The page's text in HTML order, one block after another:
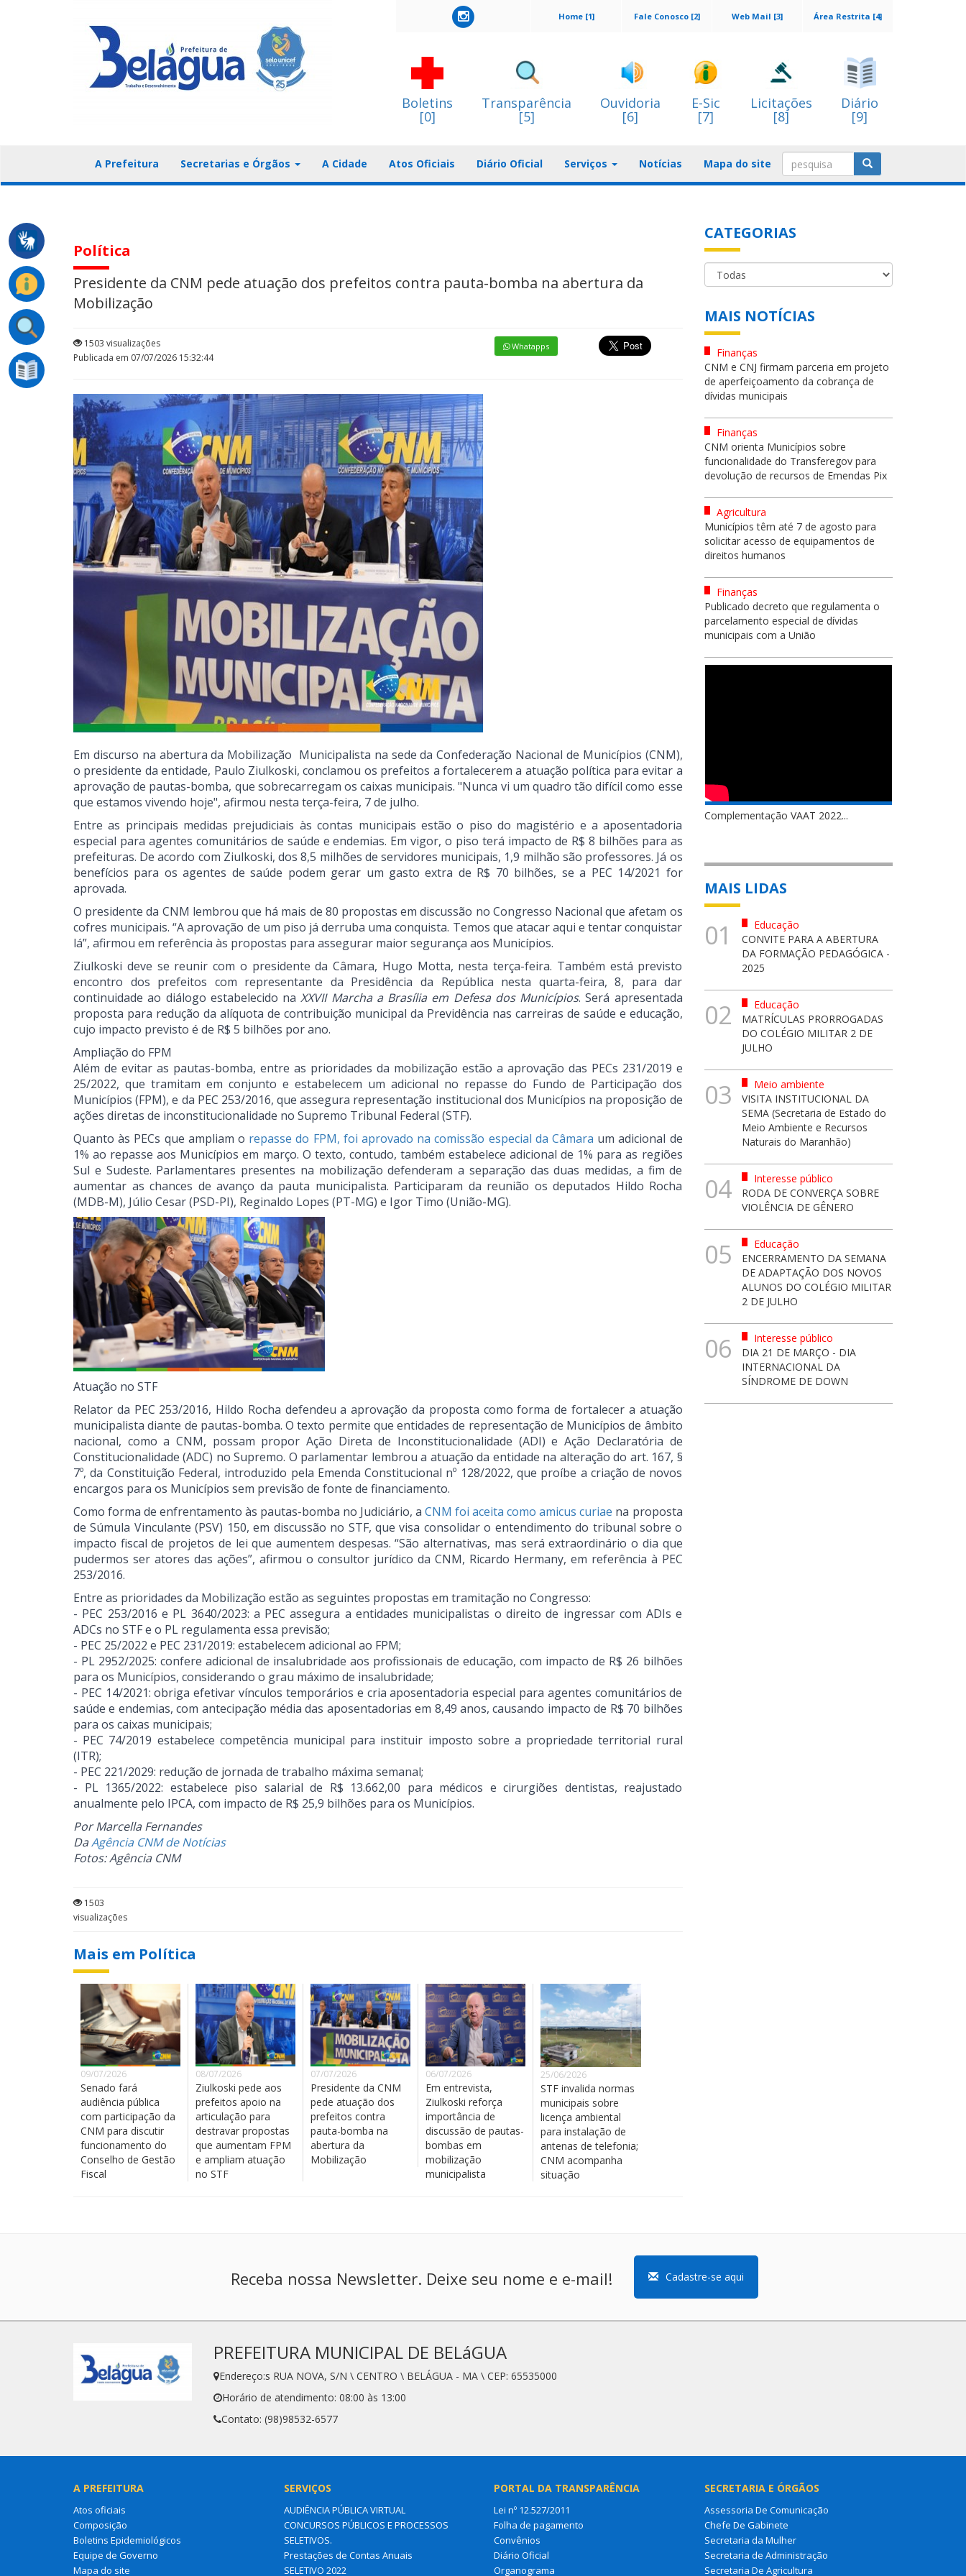
Área Restrita [4]
Web Mail [3]
Fale Conosco [2]
Home [1]
Boletins
[0]
Transparência
[5]
Ouvidoria
[6]
E-Sic
[7]
Licitações
[8]
Diário
[9]
A Prefeitura Secretarias e Órgãos A Cidade Atos Oficiais Diário Oficial Serviços Notícias Mapa do site
Política
Presidente da CNM pede atuação dos prefeitos contra pauta-bomba na abertura da
Mobilização
1503 visualizações
Publicada em 07/07/2026 15:32:44
Whatapps
Em discurso na abertura da Mobilização Municipalista na sede da Confederação Nacional de Municípios (CNM),
o presidente da entidade, Paulo Ziulkoski, conclamou os prefeitos a fortalecerem a atuação política para evitar a
aprovação de pautas-bomba, que sobrecarregam os caixas municipais. "Nunca vi um quadro tão difícil como esse
que estamos vivendo hoje", afirmou nesta terça-feira, 7 de julho.
Entre as principais medidas prejudiciais às contas municipais estão o piso do magistério e a aposentadoria
especial para agentes comunitários de saúde e endemias. Em vigor, o piso terá impacto de R$ 8 bilhões para as
prefeituras. De acordo com Ziulkoski, dos 8,5 milhões de servidores municipais, 1,9 milhão são professores. Já os
benefícios para os agentes de saúde podem gerar um gasto extra de R$ 70 bilhões, se a PEC 14/2021 for
aprovada.
O presidente da CNM lembrou que há mais de 80 propostas em discussão no Congresso Nacional que afetam os
cofres municipais. “A aprovação de um piso já derruba uma conquista. Temos que atacar aqui e tentar conquistar
lá”, afirmou em referência às propostas para assegurar maior segurança aos Municípios.
Ziulkoski deve se reunir com o presidente da Câmara, Hugo Motta, nesta terça-feira. Também está previsto
encontro dos prefeitos com representante da Presidência da República nesta quarta-feira, 8, para dar
continuidade ao diálogo estabelecido naXXVII Marcha a Brasília em Defesa dos Municípios. Será apresentada
proposta para redução da alíquota de contribuição municipal da Previdência nas carreiras de saúde e educação,
cujo impacto previsto é de R$ 5 bilhões por ano.
Ampliação do FPM
Além de evitar as pautas-bomba, entre as prioridades da mobilização estão a aprovação das PECs 231/2019 e
25/2022, que tramitam em conjunto e estabelecem um adicional no repasse do Fundo de Participação dos
Municípios (FPM), e da PEC 253/2016, que assegura representação institucional dos Municípios na proposição de
ações diretas de inconstitucionalidade no Supremo Tribunal Federal (STF).
Quanto às PECs que ampliam o repasse do FPM, foi aprovado na comissão especial da Câmara um adicional de
1% ao repasse aos Municípios em março. O texto, contudo, também estabelece adicional de 1% para as regiões
Sul e Sudeste. Parlamentares presentes na mobilização defenderam a separação das duas medidas, a fim de
aumentar as chances de avanço da pauta municipalista. Participaram da reunião os deputados Hildo Rocha
(MDB-M), Júlio Cesar (PSD-PI), Reginaldo Lopes (PT-MG) e Igor Timo (União-MG).
Atuação no STF
Relator da PEC 253/2016, Hildo Rocha defendeu a aprovação da proposta como forma de fortalecer a atuação
municipalista diante de pautas-bomba. O texto permite que entidades de representação de Municípios de âmbito
nacional, como a CNM, possam propor Ação Direta de Inconstitucionalidade (ADI) e Ação Declaratória de
Constitucionalidade (ADC) no Supremo. O parlamentar lembrou a atuação da entidade na alteração do art. 167, §
7º, da Constituição Federal, introduzido pela Emenda Constitucional nº 128/2022, que proíbe a criação de novos
encargos para os Municípios sem previsão de fonte de financiamento.
Como forma de enfrentamento às pautas-bomba no Judiciário, aCNM foi aceita como amicus curiae na proposta
de Súmula Vinculante (PSV) 150, em discussão no STF, que visa consolidar o entendimento do tribunal sobre o
impacto fiscal de projetos de lei que aumentem despesas. “São alternativas, mas será extraordinário o dia que
pudermos ser atores das ações”, afirmou o consultor jurídico da CNM, Ricardo Hermany, em referência à PEC
253/2016.
Entre as prioridades da Mobilização estão as seguintes propostas em tramitação no Congresso:
- PEC 253/2016 e PL 3640/2023: a PEC assegura a entidades municipalistas o direito de ingressar com ADIs e
ADCs no STF e o PL regulamenta essa previsão;
- PEC 25/2022 e PEC 231/2019: estabelecem adicional ao FPM;
- PL 2952/2025: confere adicional de insalubridade aos profissionais de educação, com impacto de R$ 26 bilhões
para os Municípios, considerando o grau máximo de insalubridade;
- PEC 14/2021: obriga efetivar vínculos temporários e cria aposentadoria especial para agentes comunitários de
saúde e endemias, com antecipação média das aposentadorias em 8,49 anos, causando impacto de R$ 70 bilhões
para os caixas municipais;
- PEC 74/2019 estabelece competência municipal para instituir imposto sobre a propriedade territorial rural
(ITR);
- PEC 221/2029: redução de jornada de trabalho máxima semanal;
- PL 1365/2022: estabelece piso salarial de R$ 13.662,00 para médicos e cirurgiões dentistas, reajustado
anualmente pelo IPCA, com impacto de R$ 25,9 bilhões para os Municípios.
Por Marcella Fernandes
DaAgência CNM de Notícias
Fotos: Agência CNM
1503
visualizações
Mais em Política
09/07/2026
Senado fará
audiência pública
com participação da
CNM para discutir
funcionamento do
Conselho de Gestão
Fiscal
08/07/2026
Ziulkoski pede aos
prefeitos apoio na
articulação para
destravar propostas
que aumentam FPM
e ampliam atuação
no STF
07/07/2026
Presidente da CNM
pede atuação dos
prefeitos contra
pauta-bomba na
abertura da
Mobilização
06/07/2026
Em entrevista,
Ziulkoski reforça
importância de
discussão de pautas-
bombas em
mobilização
municipalista
25/06/2026
STF invalida normas
municipais sobre
licença ambiental
para instalação de
antenas de telefonia;
CNM acompanha
situação
CATEGORIAS
MAIS NOTÍCIAS
Finanças
CNM e CNJ firmam parceria em projeto
de aperfeiçoamento da cobrança de
dívidas municipais
Finanças
CNM orienta Municípios sobre
funcionalidade do Transferegov para
devolução de recursos de Emendas Pix
Agricultura
Municípios têm até 7 de agosto para
solicitar acesso de equipamentos de
direitos humanos
Finanças
Publicado decreto que regulamenta o
parcelamento especial de dívidas
municipais com a União
Complementação VAAT 2022...
MAIS LIDAS
01
Educação
CONVITE PARA A ABERTURA
DA FORMAÇÃO PEDAGÓGICA -
2025
02
Educação
MATRÍCULAS PRORROGADAS
DO COLÉGIO MILITAR 2 DE
JULHO
03
Meio ambiente
VISITA INSTITUCIONAL DA
SEMA (Secretaria de Estado do
Meio Ambiente e Recursos
Naturais do Maranhão)
04
Interesse público
RODA DE CONVERÇA SOBRE
VIOLÊNCIA DE GÊNERO
05
Educação
ENCERRAMENTO DA SEMANA
DE ADAPTAÇÃO DOS NOVOS
ALUNOS DO COLÉGIO MILITAR
2 DE JULHO
06
Interesse público
DIA 21 DE MARÇO - DIA
INTERNACIONAL DA
SÍNDROME DE DOWN
Receba nossa Newsletter. Deixe seu nome e e-mail! Cadastre-se aqui
PREFEITURA MUNICIPAL DE BELáGUA
Endereço:s RUA NOVA, S/N \ CENTRO \ BELÁGUA - MA \ CEP: 65535000
Horário de atendimento: 08:00 às 13:00
Contato: (98)98532-6577
A PREFEITURA
Atos oficiais
Composição
Boletins Epidemiológicos
Equipe de Governo
Mapa do site
SERVIÇOS
AUDIÊNCIA PÚBLICA VIRTUAL
CONCURSOS PÚBLICOS E PROCESSOS
SELETIVOS.
Prestações de Contas Anuais
SELETIVO 2022
PORTAL DA TRANSPARÊNCIA
Lei nº 12.527/2011
Folha de pagamento
Convênios
Diário Oficial
Organograma
SECRETARIA E ÓRGÃOS
Assessoria De Comunicação
Chefe De Gabinete
Secretaria da Mulher
Secretaria de Administração
Secretaria De Agricultura